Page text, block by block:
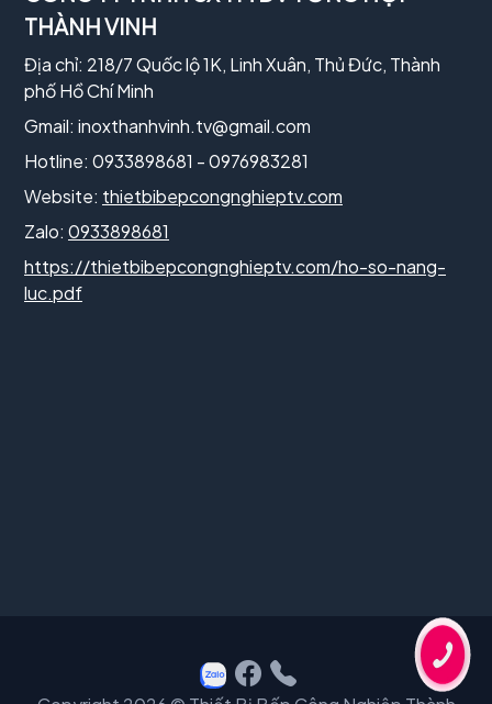
THÀNH VINH
Địa chỉ: 218/7 Quốc lộ 1K, Linh Xuân, Thủ Đức, Thành
phố Hồ Chí Minh
Gmail: inoxthanhvinh.tv@gmail.com
Hotline: 0933898681 - 0976983281
Website: thietbibepcongnghieptv.com
Zalo: 0933898681
https://thietbibepcongnghieptv.com/ho-so-nang-
luc.pdf